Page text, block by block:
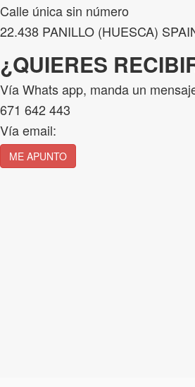
Calle única sin número
22.438 PANILLO (HUESCA)
¿QUIERES
Vía Whats app, manda un
671 642 443
Vía email:
ME APUNTO